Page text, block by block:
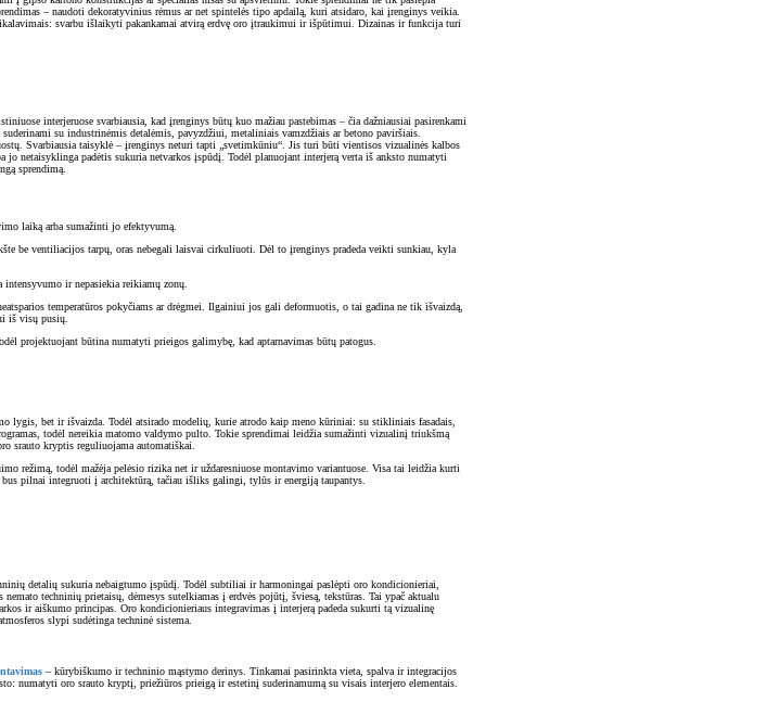
– naudoti dekoratyvinius rėmus ar net spintelės tipo apdailą, kuri atsidaro, kai įrenginys veikia.
svarbu išlaikyti pakankamai atvirą erdvę oro įtraukimui ir išpūtimui. Dizainas ir funkcija turi
interjeruose svarbiausia, kad įrenginys būtų kuo mažiau pastebimas – čia dažniausiai pasirenkami
su industrinėmis detalėmis, pavyzdžiui, metaliniais vamzdžiais ar betono paviršiais.
Svarbiausia taisyklė – įrenginys neturi tapti „svetimkūniu“. Jis turi būti vientisos vizualinės kalbos
netaisyklinga padėtis sukuria netvarkos įspūdį. Todėl planuojant interjerą verta iš anksto numatyti
sprendimą.
laiką arba sumažinti jo efektyvumą.
be ventiliacijos tarpų, oras nebegali laisvai cirkuliuoti. Dėl to įrenginys pradeda veikti sunkiau, kyla
ir nepasiekia reikiamų zonų.
temperatūros pokyčiams ar drėgmei. Ilgainiui jos gali deformuotis, o tai gadina ne tik išvaizdą,
iš visų pusių.
projektuojant būtina numatyti prieigos galimybę, kad aptarnavimas būtų patogus.
lygis, bet ir išvaizda. Todėl atsirado modelių, kurie atrodo kaip meno kūriniai: su stikliniais fasadais,
todėl nereikia matomo valdymo pulto. Tokie sprendimai leidžia sumažinti vizualinį triukšmą
srauto kryptis reguliuojama automatiškai.
režimą, todėl mažėja pelėsio rizika net ir uždaresniuose montavimo variantuose. Visa tai leidžia kurti
pilnai integruoti į architektūrą, tačiau išliks galingi, tylūs ir energiją taupantys.
detalių sukuria nebaigtumo įspūdį. Todėl subtiliai ir harmoningai paslėpti oro kondicionieriai,
techninių prietaisų, dėmesys sutelkiamas į erdvės pojūtį, šviesą, tekstūras. Tai ypač aktualu
ir aiškumo principas. Oro kondicionieriaus integravimas į interjerą padeda sukurti tą vizualinę
slypi sudėtinga techninė sistema.
– kūrybiškumo ir techninio mąstymo derinys. Tinkamai pasirinkta vieta, spalva ir integracijos
numatyti oro srauto kryptį, priežiūros prieigą ir estetinį suderinamumą su visais interjero elementais.